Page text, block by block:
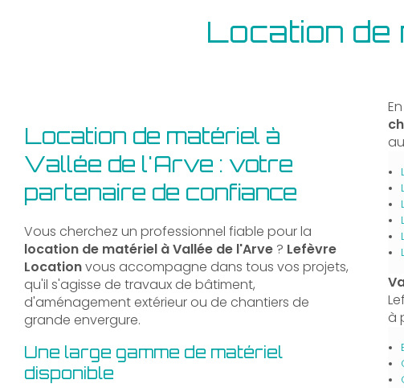
Location de
Location de matériel à
Vallée de l'Arve : votre
partenaire de confiance
Vous cherchez un professionnel fiable pour la
location de matériel à Vallée de l'Arve ? Lefèvre
Locationvous accompagne dans tous vos projets,
qu'il s'agisse de travaux de bâtiment,
d'aménagement extérieur ou de chantiers de
grande envergure.
Une large gamme de matériel
disponible
à